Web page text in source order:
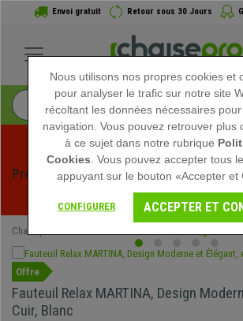
Envoi gratuit Retour sous 30 Jours
Profitez des soldes d'été chez
exclusives pour une durée limitée -
Chaisepro
Offre
Fauteuil Relax MARTINA, Design
Cuir, Blanc
Nous utilisons nos propres cookies et
pour analyser le trafic sur notre site
récoltant les données nécessaires
navigation. Vous pouvez retrouver plus
à ce sujet dans notre rubrique
Cookies . Vous pouvez accepter tous
appuyant sur le bouton «Accepter et
CONFIGURER ACCEPTER ET